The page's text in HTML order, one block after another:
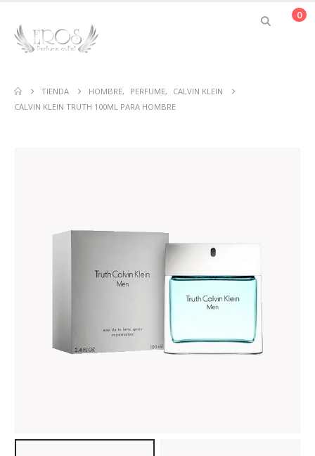
0
TIENDA HOMBRE, PERFUME,
CALVIN KLEIN
CALVIN KLEIN TRUTH 100ML PARA HOMBRE